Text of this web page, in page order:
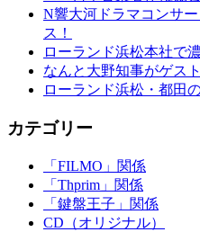
N響大河ドラマコンサ
ス！
ローランド浜松本社で
なんと大野知事がゲス
ローランド浜松・都田
カテゴリー
「FILMO」関係
「Thprim」関係
「鍵盤王子」関係
CD（オリジナル）